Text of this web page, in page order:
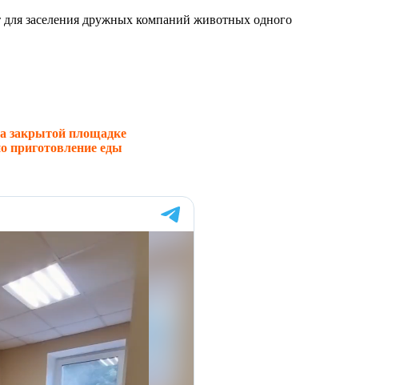
заселения дружных компаний животных одного
закрытой площадке
еды